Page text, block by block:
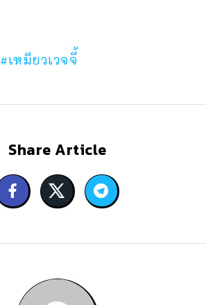
#เหมียวเวจจี้
Share Article